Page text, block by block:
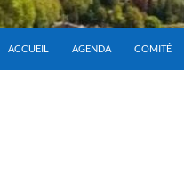
ACCUEIL AGENDA COMITÉ